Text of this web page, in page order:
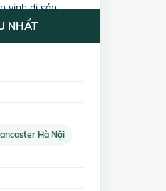
vịnh di sản
NHẤT
Hà Nội